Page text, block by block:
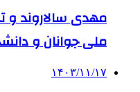
مهدی سالاروند و
ملی جوانان و
۱۴۰۳/۱۱/۱۷